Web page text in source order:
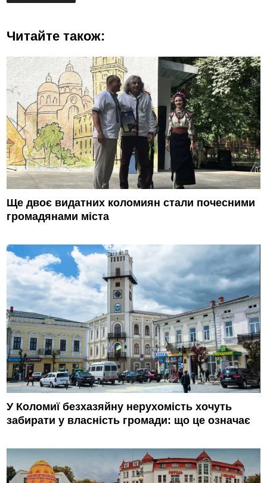
Читайте також:
Ще двоє видатних коломиян стали почесними
громадянами міста
У Коломиї безхазяйну нерухомість хочуть
забирати у власність громади: що це означає